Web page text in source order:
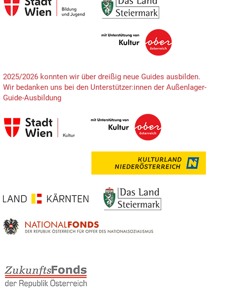
2025/2026 konnten wir über dreißig neue Guides ausbilden.
Wir bedanken uns bei den Unterstützer:innen der Außenlager-
Guide-Ausbildung